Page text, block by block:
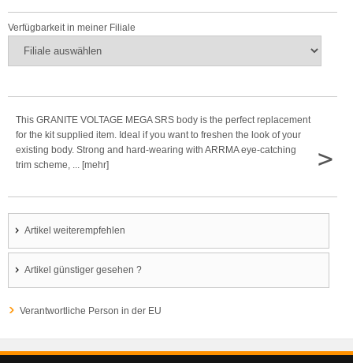
Verfügbarkeit in meiner Filiale
This GRANITE VOLTAGE MEGA SRS body is the perfect replacement
for the kit supplied item. Ideal if you want to freshen the look of your
existing body. Strong and hard-wearing with ARRMA eye-catching
trim scheme, ... [mehr]
>
Artikel weiterempfehlen
Artikel günstiger gesehen ?
Verantwortliche Person in der EU